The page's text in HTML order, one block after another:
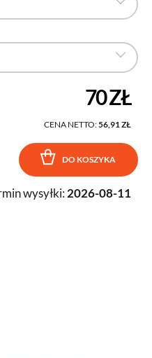
70 ZŁ
CENA NETTO:56,91 ZŁ
DO KOSZYKA
wysyłki: 2026-08-11